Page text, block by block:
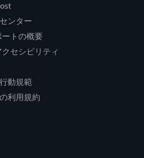
ンター
ートの概要
クセシビリティ
動規範
利用規約